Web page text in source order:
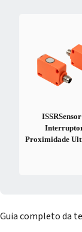
Proximidade
Guia completo da